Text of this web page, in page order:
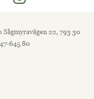
22, 793 30
645 80